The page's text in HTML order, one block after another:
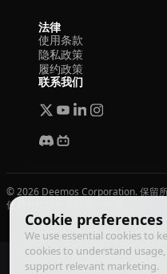
Cookie preferences
We use essential cookies to
cookies to understand
support relevant marketing.
法律
使用条款
隐私政策
履约政策
联系我们
© 2026 Deemos Corporation. 保留
使用条款